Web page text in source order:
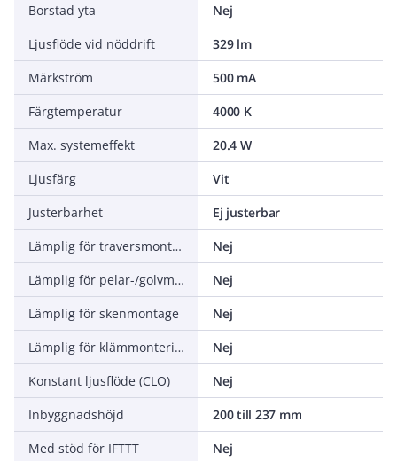
Borstad yta
Nej
Ljusflöde vid nöddrift
329 lm
Märkström
500 mA
Färgtemperatur
4000 K
Max. systemeffekt
20.4 W
Ljusfärg
Vit
Justerbarhet
Ej justerbar
Lämplig för traversmontering
Nej
Lämplig för pelar-/golvmontering
Nej
Lämplig för skenmontage
Nej
Lämplig för klämmontering
Nej
Konstant ljusflöde (CLO)
Nej
Inbyggnadshöjd
200 till 237 mm
Med stöd för IFTTT
Nej